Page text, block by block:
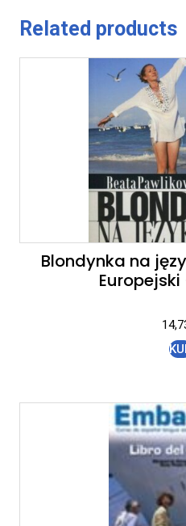
Related products
Blondynka na
Europejski